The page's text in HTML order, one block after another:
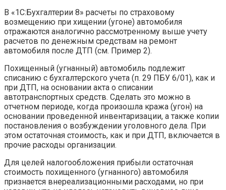
В «1С:Бухгалтерии 8» расчеты по страховому
возмещению при хищении (угоне) автомобиля
отражаются аналогично рассмотренному выше учету
расчетов по денежным средствам на ремонт
автомобиля после ДТП (см. Пример 2).
Похищенный (угнанный) автомобиль подлежит
списанию с бухгалтерского учета (п. 29 ПБУ 6/01), как и
при ДТП, на основании акта о списании
автотранспортных средств. Сделать это можно в
отчетном периоде, когда произошла кража (угон) на
основании проведенной инвентаризации, а также копии
постановления о возбуждении уголовного дела. При
этом остаточная стоимость, как и при ДТП, включается в
прочие расходы организации.
Для целей налогообложения прибыли остаточная
стоимость похищенного (угнанного) автомобиля
признается внереализационными расходами, но при